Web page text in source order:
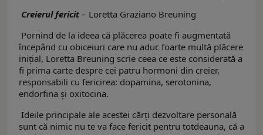
Creierul fericit– Loretta Graziano Breuning
Pornind de la ideea că plăcerea poate fi augmentată
începând cu obiceiuri care nu aduc foarte multă plăcere
inițial, Loretta Breuning scrie ceea ce este considerată a
fi prima carte despre cei patru hormoni din creier,
responsabili cu fericirea: dopamina, serotonina,
endorfina și oxitocina.
Ideile principale ale acestei cărți dezvoltare personală
sunt că nimic nu te va face fericit pentru totdeauna, că a